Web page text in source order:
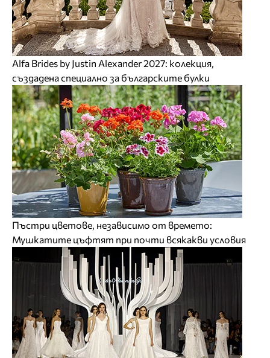
Alfa Brides by Justin Alexander 2027: колекция,
създадена специално за българските булки
Пъстри цветове, независимо от времето:
Мушкатите цъфтят при почти всякакви условия